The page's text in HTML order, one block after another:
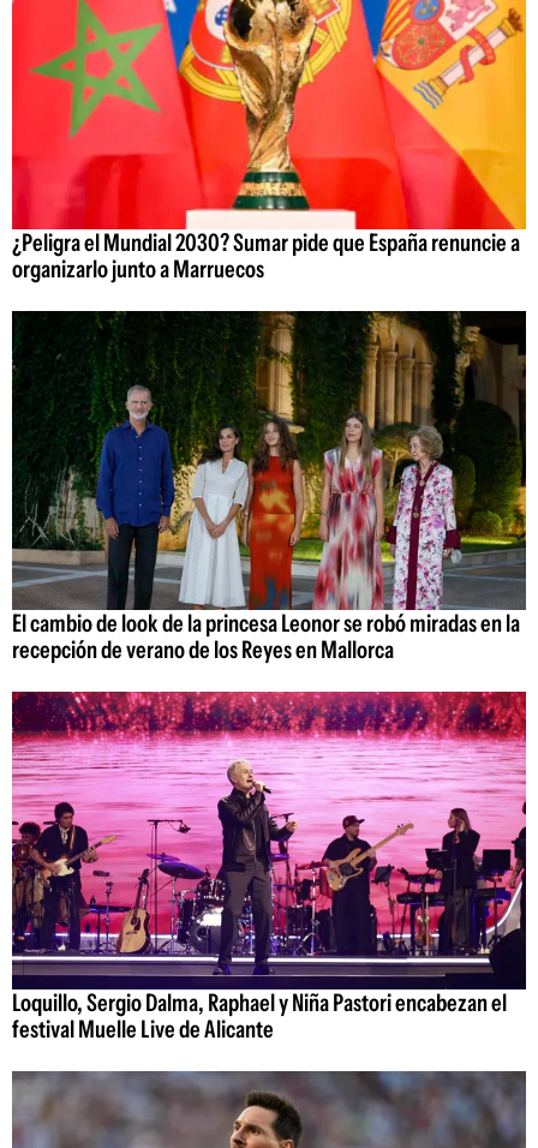
¿Peligra el Mundial 2030? Sumar pide que España renuncie a
organizarlo junto a Marruecos
El cambio de look de la princesa Leonor se robó miradas en la
recepción de verano de los Reyes en Mallorca
Loquillo, Sergio Dalma, Raphael y Niña Pastori encabezan el
festival Muelle Live de Alicante